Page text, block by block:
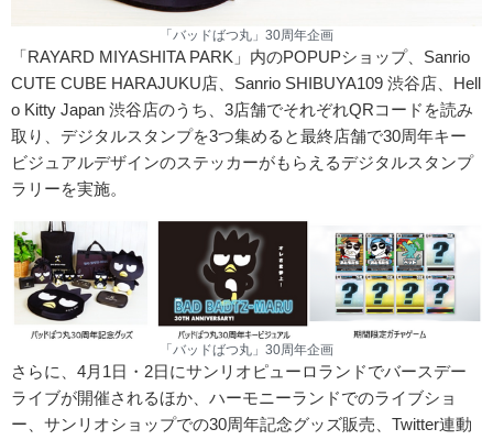
「バッドばつ丸」30周年企画
「RAYARD MIYASHITA PARK」内のPOPUPショップ、Sanrio
CUTE CUBE HARAJUKU店、Sanrio SHIBUYA109 渋谷店、Hell
o Kitty Japan 渋谷店のうち、3店舗でそれぞれQRコードを読み
取り、デジタルスタンプを3つ集めると最終店舗で30周年キー
ビジュアルデザインのステッカーがもらえるデジタルスタンプ
ラリーを実施。
「バッドばつ丸」30周年企画
さらに、4月1日・2日にサンリオピューロランドでバースデー
ライブが開催されるほか、ハーモニーランドでのライブショ
ー、サンリオショップでの30周年記念グッズ販売、Twitter連動